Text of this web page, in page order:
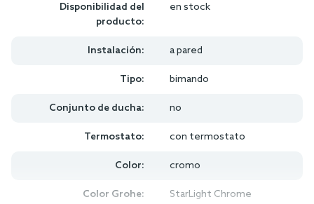
Disponibilidad del
producto:
en stock
Instalación: a pared
Tipo: bimando
Conjunto de ducha: no
Termostato: con termostato
Color: cromo
Color Grohe: StarLight Chrome